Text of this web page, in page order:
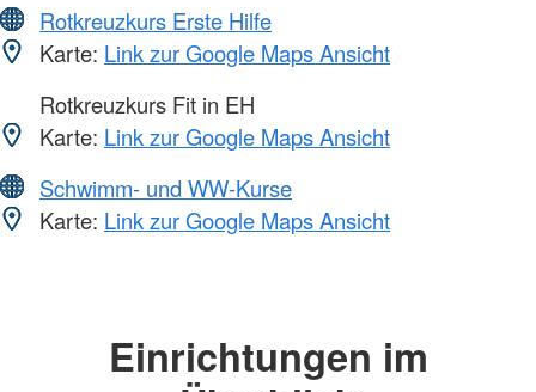
Rotkreuzkurs Erste Hilfe
Karte: Link zur Google Maps Ansicht
Rotkreuzkurs Fit in EH
Karte: Link zur Google Maps Ansicht
Schwimm- und WW-Kurse
Karte: Link zur Google Maps Ansicht
Einrichtungen im